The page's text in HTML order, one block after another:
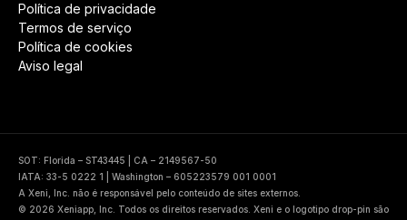
Política de privacidade
Termos de serviço
Política de cookies
Aviso legal
SOT: Florida – ST43445 | CA – 2149567-50
IATA: 33-5 0222 1 | Washington – 605223579 001 0001
A Xeni, Inc. não é responsável pelo conteúdo de sites externos.
© 2026 Xeniapp, Inc. Todos os direitos reservados. Xeni e o logotipo drop-pin são